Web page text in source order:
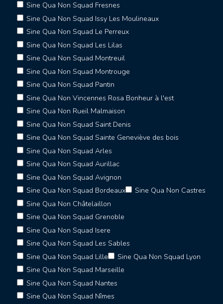
Sine Qua Non Squad Fresnes
Sine Qua Non Squad Issy Les Moulineaux
Sine Qua Non Squad Le Perreux
Sine Qua Non Squad Les Lilas
Sine Qua Non Squad Montreuil
Sine Qua Non Squad Montrouge
Sine Qua Non Squad Pantin
Sine Qua Non Vincennes Rosa Bonheur à l'est
Sine Qua Non Rueil Malmaison
Sine Qua Non Squad Saint Denis
Sine Qua Non Squad Sainte Geneviève des bois
Sine Qua Non Squad Arles
Sine Qua Non Squad Aurillac
Sine Qua Non Squad Avignon
Sine Qua Non Squad Bordeaux
Sine Qua Non Castres
Sine Qua Non Châtelaillon
Sine Qua Non Squad Grenoble
Sine Qua Non Squad Isere
Sine Qua Non Squad Les Sables
Sine Qua Non Squad Lille
Sine Qua Non Squad Lyon
Sine Qua Non Squad Marseille
Sine Qua Non Squad Nantes
Sine Qua Non Squad Nîmes